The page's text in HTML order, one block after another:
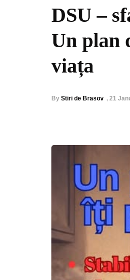
DSU –
Un plan
viața
By Stiri de Brasov , 21